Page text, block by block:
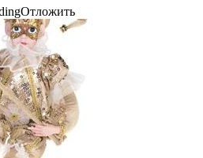
Отложить